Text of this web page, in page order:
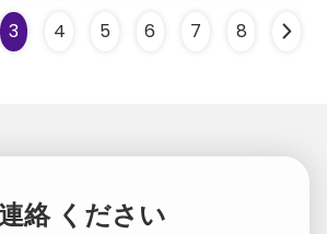
システム全体が麻痺し 販売後の維持費
になり ブランドの評判が損なわれますア
3 4 5 6 7 8
絡 ください